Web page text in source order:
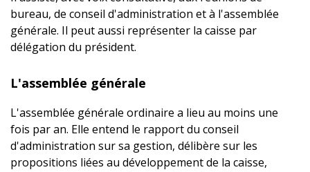
bureau, de conseil d'administration et à l'assemblée
générale. Il peut aussi représenter la caisse par
délégation du président.
L'assemblée générale
L'assemblée générale ordinaire a lieu au moins une
fois par an. Elle entend le rapport du conseil
d'administration sur sa gestion, délibère sur les
propositions liées au développement de la caisse,